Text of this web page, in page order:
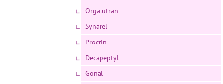
Orgalutran
Synarel
Procrin
Decapeptyl
Gonal